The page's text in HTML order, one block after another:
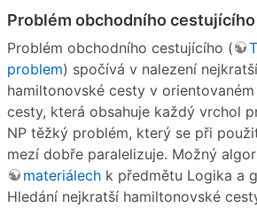
Problém obchodního cestujícího
Problém obchodního cestujícího (
problem) spočívá v nalezení
hamiltonovské cesty v
cesty, která obsahuje každý vrchol
NP těžký problém, který se při
mezí dobře paralelizuje. Možný
materiálech k předmětu Logika a
Hledání nejkratší hamiltonovské